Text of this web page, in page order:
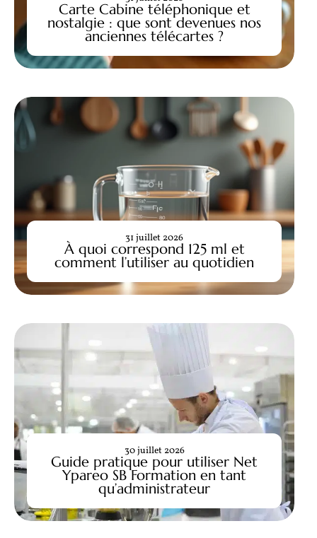
Carte Cabine téléphonique et
nostalgie : que sont devenues nos
anciennes télécartes ?
À quoi correspond 125 ml et
comment l’utiliser au quotidien
31 juillet 2026
Guide pratique pour utiliser Net
Ypareo SB Formation en tant
qu’administrateur
30 juillet 2026